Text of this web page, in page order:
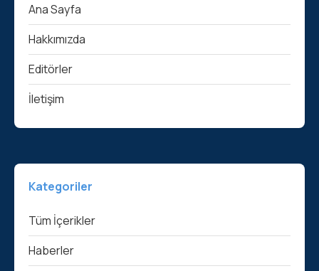
Ana Sayfa
Hakkımızda
Editörler
İletişim
Kategoriler
Tüm İçerikler
Haberler